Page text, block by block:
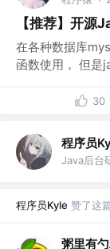
【推荐】开源
在各种数据库
函数使用， 但是
30
程序员
Java后台
程序员Kyle 赞了这
粥里有